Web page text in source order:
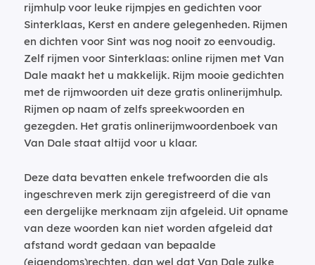
rijmhulp voor leuke rijmpjes en gedichten voor
Sinterklaas, Kerst en andere gelegenheden. Rijmen
en dichten voor Sint was nog nooit zo eenvoudig.
Zelf rijmen voor Sinterklaas: online rijmen met Van
Dale maakt het u makkelijk. Rijm mooie gedichten
met de rijmwoorden uit deze gratis onlinerijmhulp.
Rijmen op naam of zelfs spreekwoorden en
gezegden. Het gratis onlinerijmwoordenboek van
Van Dale staat altijd voor u klaar.
Deze data bevatten enkele trefwoorden die als
ingeschreven merk zijn geregistreerd of die van
een dergelijke merknaam zijn afgeleid. Uit opname
van deze woorden kan niet worden afgeleid dat
afstand wordt gedaan van bepaalde
(eigendoms)rechten, dan wel dat Van Dale zulke